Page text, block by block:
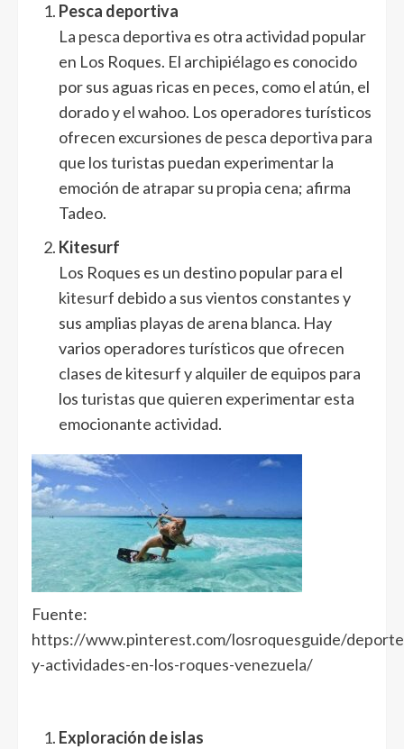
Pesca deportiva
La pesca deportiva es otra actividad popular
en Los Roques. El archipiélago es conocido
por sus aguas ricas en peces, como el atún, el
dorado y el wahoo. Los operadores turísticos
ofrecen excursiones de pesca deportiva para
que los turistas puedan experimentar la
emoción de atrapar su propia cena; afirma
Tadeo.
Kitesurf
Los Roques es un destino popular para el
kitesurf debido a sus vientos constantes y
sus amplias playas de arena blanca. Hay
varios operadores turísticos que ofrecen
clases de kitesurf y alquiler de equipos para
los turistas que quieren experimentar esta
emocionante actividad.
Fuente:
https://www.pinterest.com/losroquesguide/
y-actividades-en-los-roques-venezuela/
Exploración de islas